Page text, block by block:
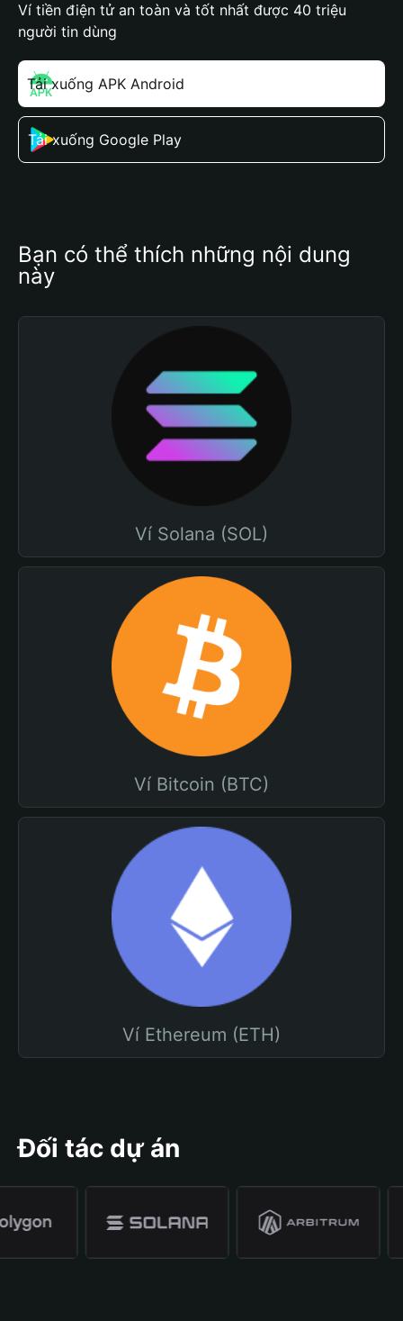
Ví tiền điện tử an toàn và tốt nhất được 40 triệu
người tin dùng
Tải xuống APK Android
Tải xuống Google Play
Bạn có thể thích những nội dung
này
Ví Solana (SOL)
Ví Bitcoin (BTC)
Ví Ethereum (ETH)
Đối tác dự án